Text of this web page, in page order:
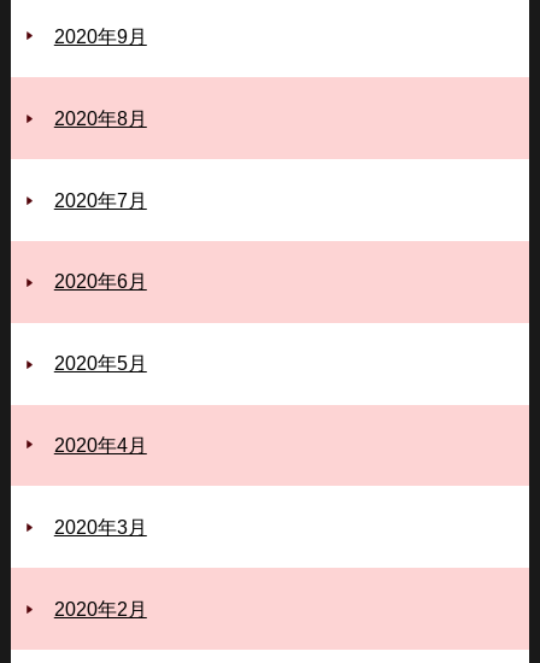
2020年9月
2020年8月
2020年7月
2020年6月
2020年5月
2020年4月
2020年3月
2020年2月